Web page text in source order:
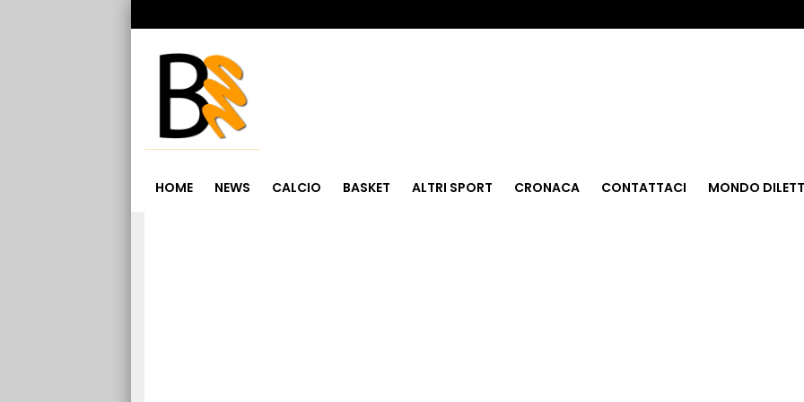
HOME NEWS CALCIO BASKET ALTRI SPORT CRONACA CONTATTACI MONDO